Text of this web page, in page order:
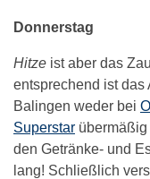
Donnerstag
Hitze ist aber das
entsprechend ist das
Balingen weder bei
Superstar
den Getränke- und
lang! Schließlich